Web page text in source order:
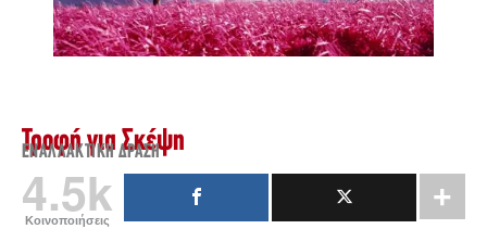
Τροφή για Σκέψη
ΕΝΑΛΛΑΚΤΙΚΉ ΔΡΆΣΗ
4.5k
Κοινοποιήσεις